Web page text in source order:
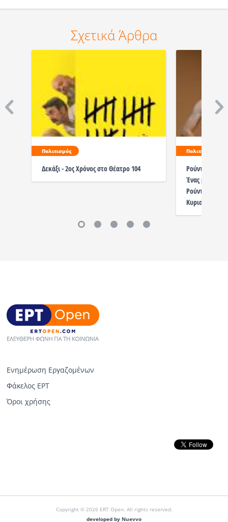
Σχετικά Άρθρα
Πολιτισμός
Δεκάξι - 2ος Χρόνος στο Θέατρο 104
Πολιτισμός
Ρούντυ. Το
Ένας
Ρούντολφ
Κυριακή 14
Ενημέρωση Εργαζομένων
Φάκελος ΕΡΤ
Όροι χρήσης
Copyright © 2026 ERT Open. All rights reserved.
developed by Nuevvo